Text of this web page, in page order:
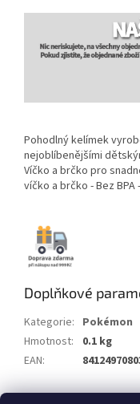
Pohodlný kelímek
nejoblíbenějšími
Víčko a brčko pro
víčko a brčko - Bez BPA
Doplňkové
Kategorie: Pokémon
Hmotnost:
0.1 kg
EAN: